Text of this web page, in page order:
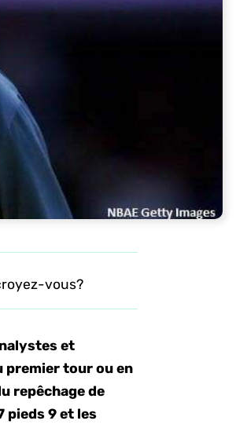
vous?
et
premier tour ou en
repêchage de
pieds 9 et les